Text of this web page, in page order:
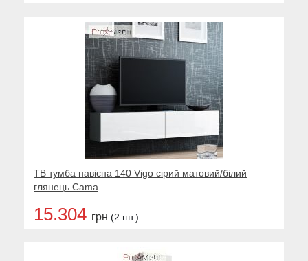
ТВ тумба навісна 140 Vigo сірий матовий/білий
глянець Cama
15.304 грн (2 шт.)